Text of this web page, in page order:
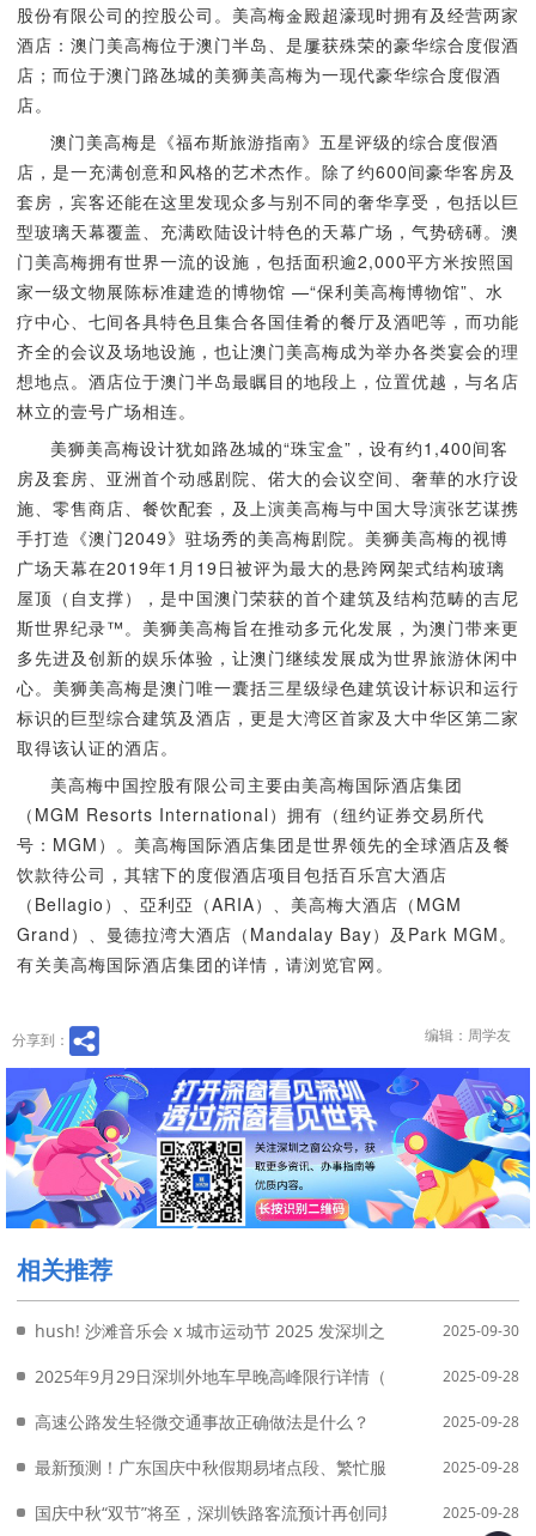
股份有限公司的控股公司。美高梅金殿超濠现时拥有及经营两家
酒店：澳门美高梅位于澳门半岛、是屢获殊荣的豪华综合度假酒
店；而位于澳门路氹城的美狮美高梅为一现代豪华综合度假酒
店。
澳门美高梅是《福布斯旅游指南》五星评级的综合度假酒
店，是一充满创意和风格的艺术杰作。除了约600间豪华客房及
套房，宾客还能在这里发现众多与别不同的奢华享受，包括以巨
型玻璃天幕覆盖、充满欧陆设计特色的天幕广场，气势磅礡。澳
门美高梅拥有世界一流的设施，包括面积逾2,000平方米按照国
家一级文物展陈标准建造的博物馆 —“保利美高梅博物馆”、水
疗中心、七间各具特色且集合各国佳肴的餐厅及酒吧等，而功能
齐全的会议及场地设施，也让澳门美高梅成为举办各类宴会的理
想地点。酒店位于澳门半岛最瞩目的地段上，位置优越，与名店
林立的壹号广场相连。
美狮美高梅设计犹如路氹城的“珠宝盒”，设有约1,400间客
房及套房、亚洲首个动感剧院、偌大的会议空间、奢華的水疗设
施、零售商店、餐饮配套，及上演美高梅与中国大导演张艺谋携
手打造《澳门2049》驻场秀的美高梅剧院。美狮美高梅的视博
广场天幕在2019年1月19日被评为最大的悬跨网架式结构玻璃
屋顶（自支撑），是中国澳门荣获的首个建筑及结构范畴的吉尼
斯世界纪录™。美狮美高梅旨在推动多元化发展，为澳门带来更
多先进及创新的娱乐体验，让澳门继续发展成为世界旅游休闲中
心。美狮美高梅是澳门唯一囊括三星级绿色建筑设计标识和运行
标识的巨型综合建筑及酒店，更是大湾区首家及大中华区第二家
取得该认证的酒店。
美高梅中国控股有限公司主要由美高梅国际酒店集团
（MGM Resorts International）拥有（纽约证券交易所代
号：MGM）。美高梅国际酒店集团是世界领先的全球酒店及餐
饮款待公司，其辖下的度假酒店项目包括百乐宫大酒店
（Bellagio）、亞利亞（ARIA）、美高梅大酒店（MGM
Grand）、曼德拉湾大酒店（Mandalay Bay）及Park MGM。
有关美高梅国际酒店集团的详情，请浏览官网。
分享到： 编辑：周学友
相关推荐
hush! 沙滩音乐会 x 城市运动节 2025 发深圳之窗 2025-09-30
2025年9月29日深圳外地车早晚高峰限行详情（附免限行申请入口）
2025-09-28
高速公路发生轻微交通事故正确做法是什么？ 2025-09-28
最新预测！广东国庆中秋假期易堵点段、繁忙服务区公布2025-09-28
国庆中秋“双节”将至，深圳铁路客流预计再创同期新高 2025-09-28